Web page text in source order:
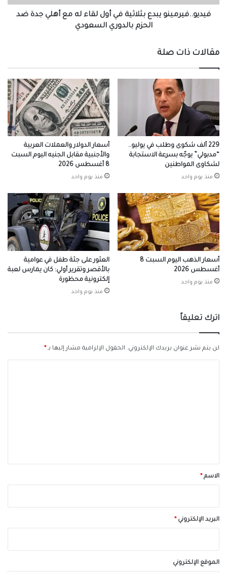
أهلي
جدة
السعودي
فيديو..فيرمينو يبدع بثلاثية في أول لقاء له مع أهلي جدة ضد
الحزم بالدوري السعودي
مقالات ذات صلة
229 ألف شكوى وطلب في يوليو..
“مدبولي” يوجّه بسرعة الاستجابة
لشكاوى المواطنين
منذ يوم واحد
أسعار الدولار والعملات العربية
والأجنبية مقابل الجنيه اليوم السبت
8 أغسطس 2026
منذ يوم واحد
أسعار الذهب اليوم السبت 8
أغسطس 2026
منذ يوم واحد
العثور على جثة طفل في عوامية
بالأقصر وتقرير أولي: كان يمارس لعبة
إلكترونية محظورة
منذ يوم واحد
اترك تعليقاً
لن يتم نشر عنوان بريدك الإلكتروني. الحقول الإلزامية مشار إليها بـ*
*الاسم*
البريد الإلكتروني*
الموقع الإلكتروني